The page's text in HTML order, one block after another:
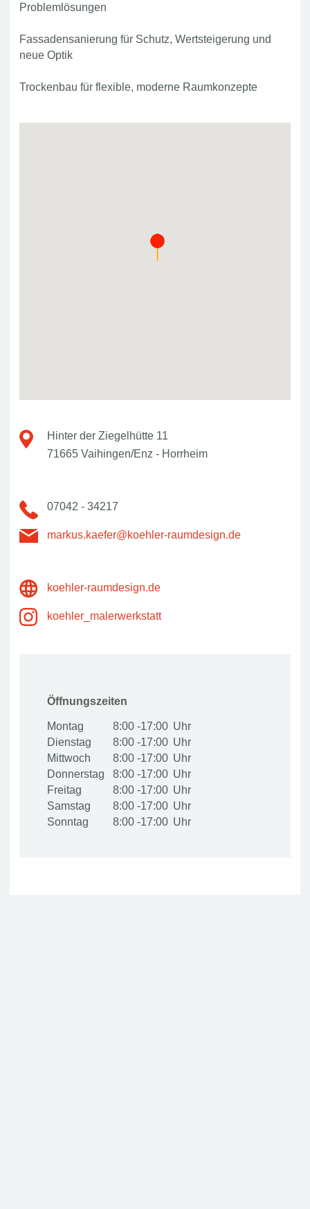
Problemlösungen
Fassadensanierung für Schutz, Wertsteigerung und
neue Optik
Trockenbau für flexible, moderne Raumkonzepte
Hinter der Ziegelhütte 11
71665 Vaihingen/Enz - Horrheim
07042 - 34217
markus.kaefer@koehler-raumdesign.de
koehler-raumdesign.de
koehler_malerwerkstatt
Öffnungszeiten
Montag
8:00 -17:00
Dienstag
8:00 -17:00
Mittwoch
8:00 -17:00
Donnerstag
8:00 -17:00
Freitag
8:00 -17:00
Samstag
8:00 -17:00
Sonntag
8:00 -17:00